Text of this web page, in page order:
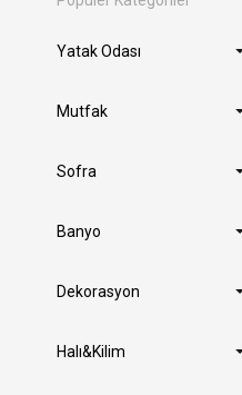
Yatak Odası
Mutfak
Sofra
Banyo
Dekorasyon
Halı&Kilim